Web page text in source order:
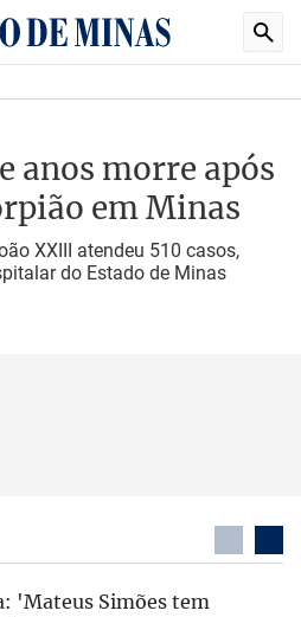
anos morre após
em Minas
XXIII atendeu 510 casos,
do Estado de Minas
'Mateus Simões tem